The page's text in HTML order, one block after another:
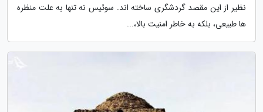
نظیر از این مقصد گردشگری ساخته اند. سوئیس نه تنها به علت منظره
ها طبیعی، بلکه به خاطر امنیت بالا،...